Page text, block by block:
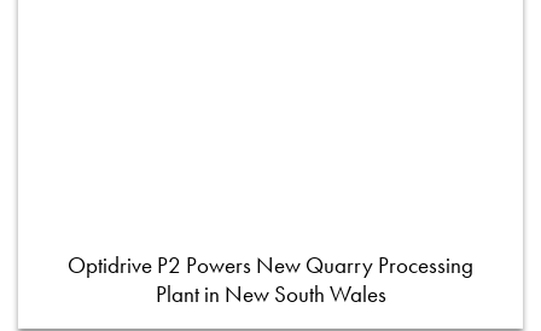
Optidrive P2 Powers New Quarry Processing
Plant in New South Wales